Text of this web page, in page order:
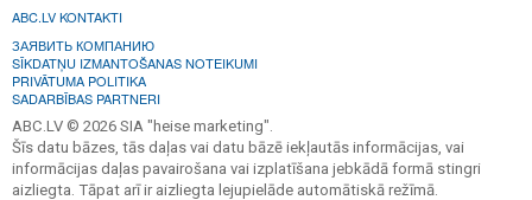
ABC.LV KONTAKTI
ЗАЯВИТЬ КОМПАНИЮ
SĪKDATŅU IZMANTOŠANAS NOTEIKUMI
PRIVĀTUMA POLITIKA
SADARBĪBAS PARTNERI
ABC.LV © 2026 SIA "heise marketing".
Šīs datu bāzes, tās daļas vai datu bāzē iekļautās informācijas, vai
informācijas daļas pavairošana vai izplatīšana jebkādā formā stingri
aizliegta. Tāpat arī ir aizliegta lejupielāde automātiskā režīmā.